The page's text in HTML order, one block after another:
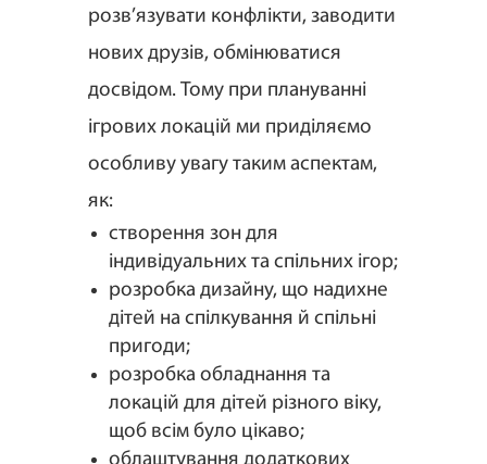
розв’язувати конфлікти, заводити
нових друзів, обмінюватися
досвідом. Тому при плануванні
ігрових локацій ми приділяємо
особливу увагу таким аспектам,
як:
створення зон для
індивідуальних та спільних ігор;
розробка дизайну, що надихне
дітей на спілкування й спільні
пригоди;
розробка обладнання та
локацій для дітей різного віку,
щоб всім було цікаво;